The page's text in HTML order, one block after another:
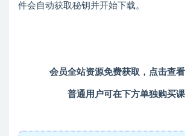
件会自动获取秘钥并开始下载。
会员全站资源免费获取， 点击查
普通用户可在下方单独购买课